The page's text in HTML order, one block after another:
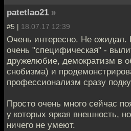
patetlao21 »
#5 | 18.07.17 12:39
Очень интересно. Не ожидал.
очень "специфическая" -
дружелюбие, демократизм в
снобизма) и
профессионализм сразу
Просто очень много сейчас
у которых яркая внешность,
ничего не умеют.